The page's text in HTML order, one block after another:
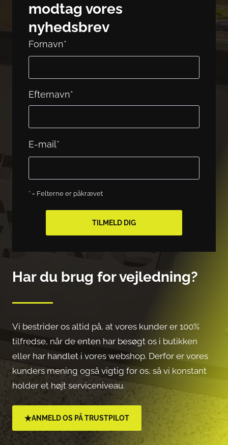
vælges
varesiden
modtag vores
nyhedsbrev
Fornavn*
Efternavn*
E-mail*
* = Felterne er påkrævet
Har du brug for vejledning?
Vi bestrider os altid på, at vores kunder er 100%
tilfredse, når de enten har besøgt os i butikken
eller har handlet i vores webshop. Derfor er vores
kunders mening også vigtig for os, så vi konstant
holder et højt serviceniveau.
ANMELD OS PÅ TRUSTPILOT